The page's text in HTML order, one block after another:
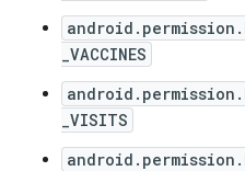
_VACCINES
_VISITS